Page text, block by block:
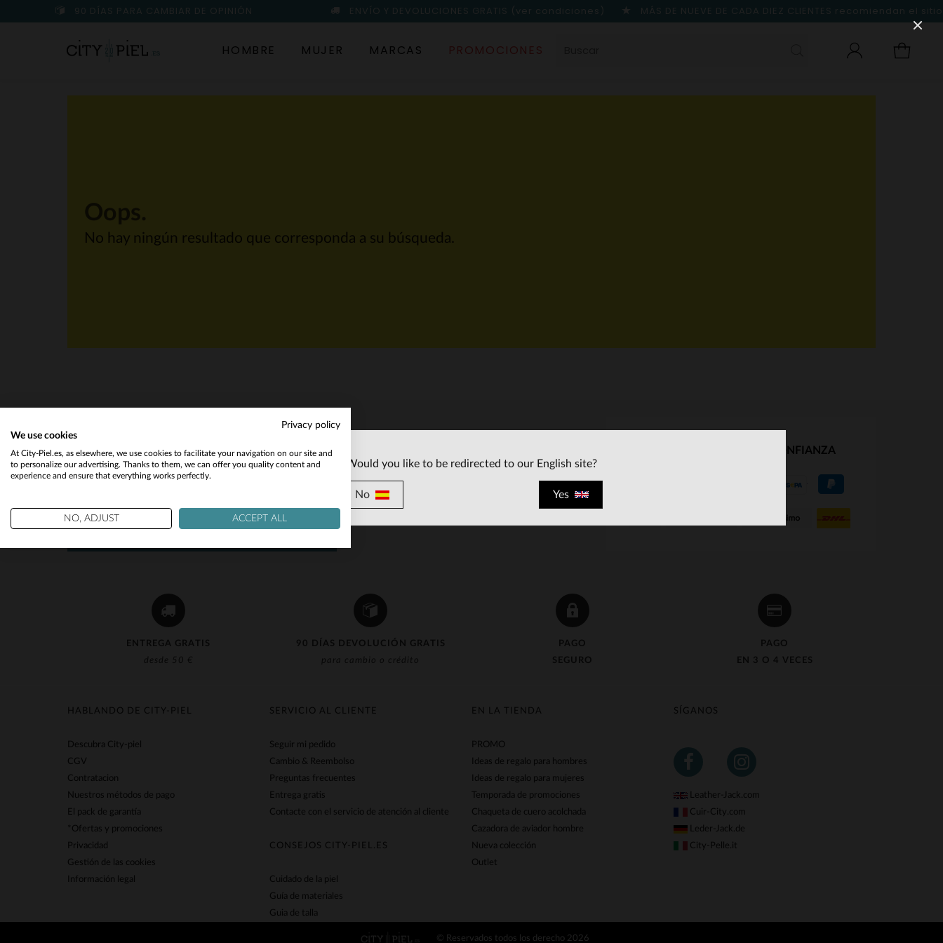
90 DÍAS PARA CAMBIAR DE OPINIÓN ENVÍO Y DEVOLUCIONES GRATIS (ver condiciones) MÁS DE NUEVE DE CADA DIEZ CLIENTES recomiendan el sitio
HOMBRE MUJER MARCAS PROMOCIONES
No hay ningún resultado que corresponda a su búsqueda.
ENTREGA GRATIS
desde 50 €
90 DÍAS DEVOLUCIÓN GRATIS
para cambio o crédito
PAGO
SEGURO
PAGO
EN 3 O 4 VECES
NOTICIAS
Reciba por correo nuestras promociones
OK
por correo electronico
contact@city-
NUESTROS SOCIOS DE CONFIANZA
SÍGANOS
Leather-Jack.com
Cuir-City.com
Leder-Jack.de
City-Pelle.it
SERVICIO AL CLIENTE
Seguir mi pedido
Cambio & Reembolso
Preguntas frecuentes
Entrega gratis
Contacte con el servicio de atención al cliente
CONSEJOS CITY-PIEL.ES
Cuidado de la piel
Guía de materiales
Guia de talla
EN LA TIENDA
PROMO
Ideas de regalo para hombres
Ideas de regalo para mujeres
Temporada de promociones
Chaqueta de cuero acolchada
Cazadora de aviador hombre
Nueva colección
Outlet
HABLANDO DE CITY-PIEL
Descubra City-piel
CGV
Contratacion
Nuestros métodos de pago
El pack de garantía
*Ofertas y promociones
Privacidad
Gestión de las cookies
Información legal
© Reservados todos los derecho 2026
Would you like to be redirected to our English site?
No Yes
Privacy policy
We use cookies
At City-Piel.es, as elsewhere, we use cookies to facilitate your navigation on our site and
to personalize our advertising. Thanks to them, we can offer you quality content and
experience and ensure that everything works perfectly.
NO, ADJUST ACCEPT ALL